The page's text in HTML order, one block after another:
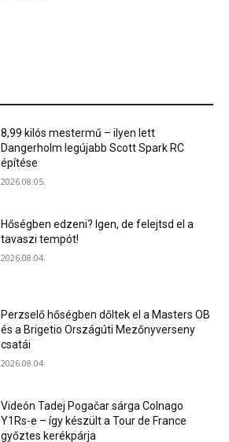
8,99 kilós mestermű – ilyen lett
Dangerholm legújabb Scott Spark RC
építése
2026.08.05.
Hőségben edzeni? Igen, de felejtsd el a
tavaszi tempót!
2026.08.04.
Perzselő hőségben dőltek el a Masters OB
és a Brigetio Országúti Mezőnyverseny
csatái
2026.08.04.
Videón Tadej Pogačar sárga Colnago
Y1Rs-e – így készült a Tour de France
győztes kerékpárja